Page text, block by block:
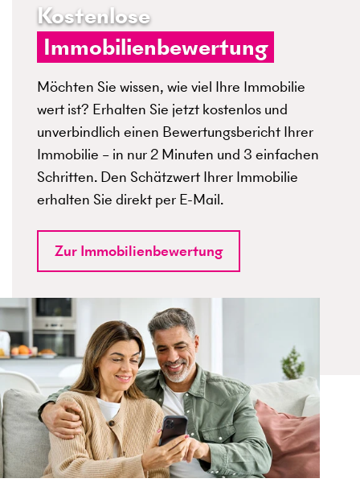
Kostenlose
Immobilienbewertung
Möchten Sie wissen, wie viel Ihre Immobilie
wert ist? Erhalten Sie jetzt kostenlos und
unverbindlich einen Bewertungsbericht Ihrer
Immobilie – in nur 2 Minuten und 3 einfachen
Schritten. Den Schätzwert Ihrer Immobilie
erhalten Sie direkt per E-Mail.
Zur Immobilienbewertung